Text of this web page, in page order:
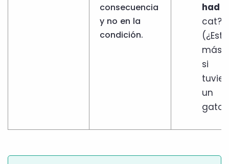
consecuencia
y no en la
condición.
had
cat?
más
si
un